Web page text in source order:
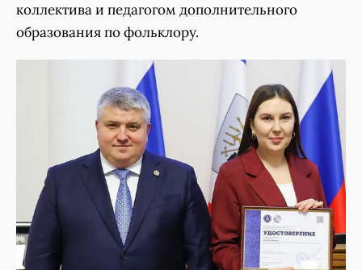
коллектива и педагогом дополнительного
образования по фольклору.